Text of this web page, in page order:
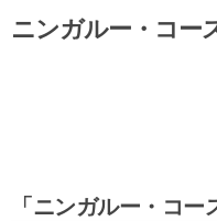
ニンガルー・コー
「ニンガルー・コー